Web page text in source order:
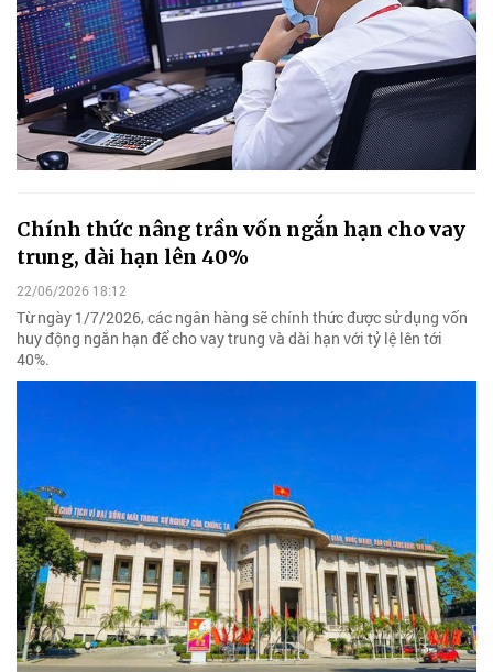
Chính thức nâng trần vốn ngắn hạn cho vay
trung, dài hạn lên 40%
22/06/2026 18:12
Từ ngày 1/7/2026, các ngân hàng sẽ chính thức được sử dụng vốn
huy động ngắn hạn để cho vay trung và dài hạn với tỷ lệ lên tới
40%.